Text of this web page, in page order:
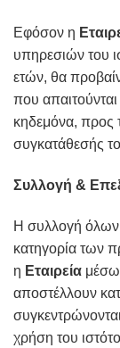
Εφόσον η
υπηρεσιών του
ετών, θα
που
κηδεμόνα, προς
συγκατάθεσής
Συλλογή &
Η συλλογή
κατηγορία των
η Εταιρεία μέσω
αποστέλλουν
χρήση του